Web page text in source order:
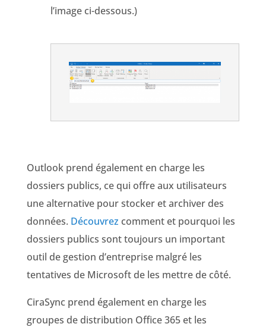
l’image ci-dessous.)
Outlook prend également en charge les
dossiers publics, ce qui offre aux utilisateurs
une alternative pour stocker et archiver des
données. Découvrez comment et pourquoi les
dossiers publics sont toujours un important
outil de gestion d’entreprise malgré les
tentatives de Microsoft de les mettre de côté.
CiraSync prend également en charge les
groupes de distribution Office 365 et les